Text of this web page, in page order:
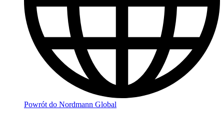
Powrót do Nordmann Global